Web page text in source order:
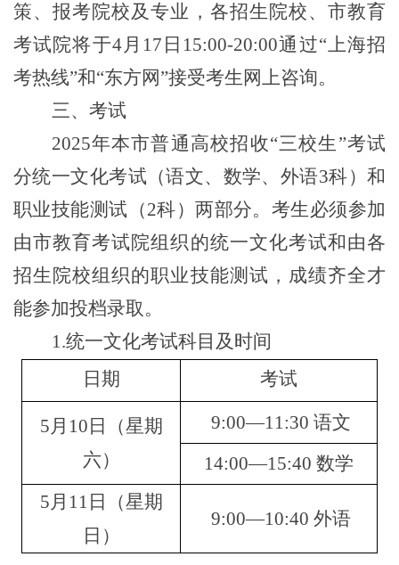
策、报考院校及专业，各招生院校、市教育
考试院将于4月 17 日15:00-20:00通过“上海招
考热线”和“东方网”接受考生网上咨询。
三、考试
2025年本市普通高校招收“三校生”考试
分统一文化考试（语文、数学、外语3科）和
职业技能测试（2科）两部分。考生必须参加
由市教育考试院组织的统一文化考试和由各
招生院校组织的职业技能测试， 成绩齐全才
能参加投档录取。
1.统一文化考试科目及时间
日期
考试
5月10 日（星期
六）
9:00—11:30 语文
14:00—15:40 数学
5月11 日（星期
日）
9:00—10:40 外语